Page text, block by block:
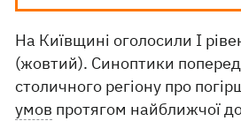
На Київщині оголосили І
(жовтий). Синоптики
столичного регіону про
умов протягом найближчої